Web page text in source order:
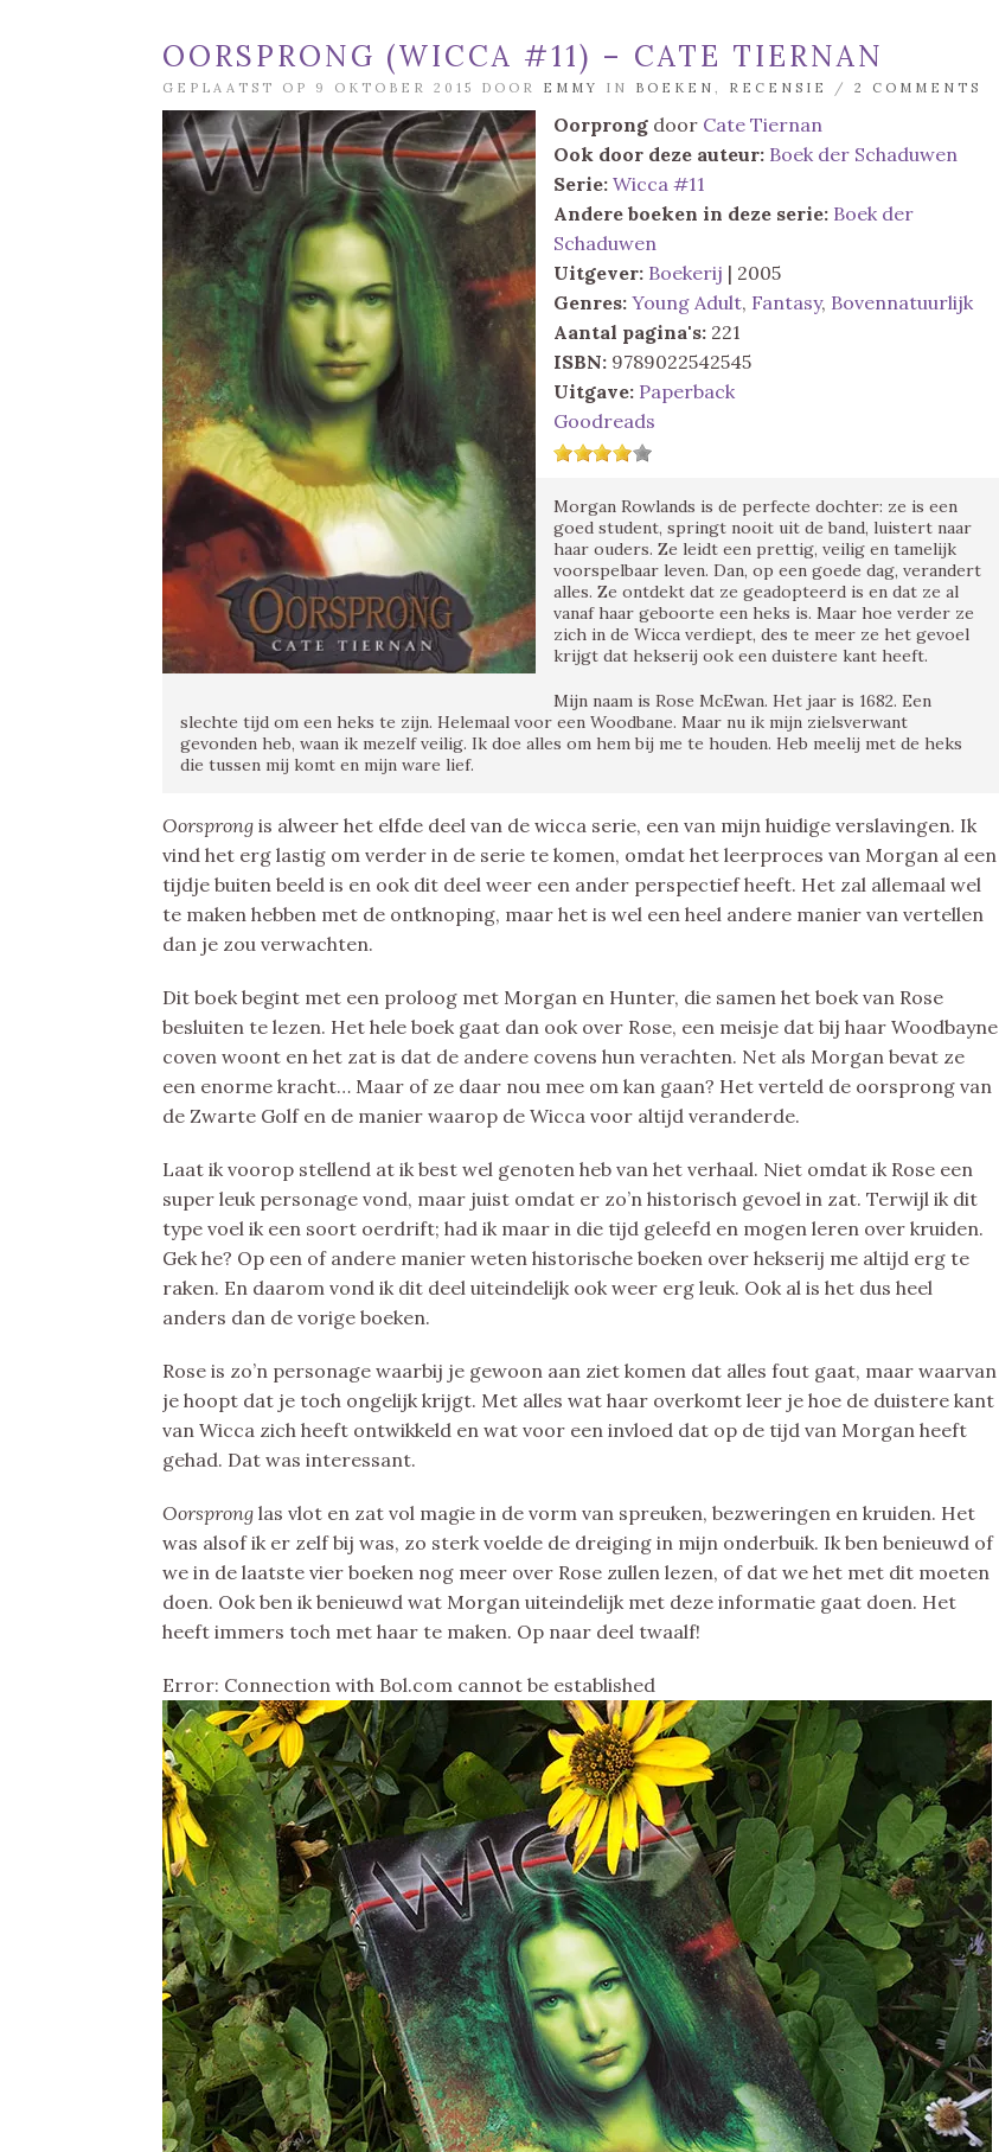
OORSPRONG (WICCA #11) – CATE TIERNAN
GEPLAATST OP 9 OKTOBER 2015 DOOR EMMY IN BOEKEN , RECENSIE / 2 COMMENTS
Oorprong door Cate Tiernan
Ook door deze auteur: Boek der Schaduwen
Serie: Wicca #11
Andere boeken in deze serie: Boek der
Schaduwen
Uitgever: Boekerij | 2005
Genres: Young Adult, Fantasy, Bovennatuurlijk
Aantal pagina's: 221
ISBN: 9789022542545
Uitgave: Paperback
Goodreads
Morgan Rowlands is de perfecte dochter: ze is een
goed student, springt nooit uit de band, luistert naar
haar ouders. Ze leidt een prettig, veilig en tamelijk
voorspelbaar leven. Dan, op een goede dag, verandert
alles. Ze ontdekt dat ze geadopteerd is en dat ze al
vanaf haar geboorte een heks is. Maar hoe verder ze
zich in de Wicca verdiept, des te meer ze het gevoel
krijgt dat hekserij ook een duistere kant heeft.
Mijn naam is Rose McEwan. Het jaar is 1682. Een
slechte tijd om een heks te zijn. Helemaal voor een Woodbane. Maar nu ik mijn zielsverwant
gevonden heb, waan ik mezelf veilig. Ik doe alles om hem bij me te houden. Heb meelij met de heks
die tussen mij komt en mijn ware lief.
Oorsprong is alweer het elfde deel van de wicca serie, een van mijn huidige verslavingen. Ik
vind het erg lastig om verder in de serie te komen, omdat het leerproces van Morgan al een
tijdje buiten beeld is en ook dit deel weer een ander perspectief heeft. Het zal allemaal wel
te maken hebben met de ontknoping, maar het is wel een heel andere manier van vertellen
dan je zou verwachten.
Dit boek begint met een proloog met Morgan en Hunter, die samen het boek van Rose
besluiten te lezen. Het hele boek gaat dan ook over Rose, een meisje dat bij haar Woodbayne
coven woont en het zat is dat de andere covens hun verachten. Net als Morgan bevat ze
een enorme kracht… Maar of ze daar nou mee om kan gaan? Het verteld de oorsprong van
de Zwarte Golf en de manier waarop de Wicca voor altijd veranderde.
Laat ik voorop stellend at ik best wel genoten heb van het verhaal. Niet omdat ik Rose een
super leuk personage vond, maar juist omdat er zo’n historisch gevoel in zat. Terwijl ik dit
type voel ik een soort oerdrift; had ik maar in die tijd geleefd en mogen leren over kruiden.
Gek he? Op een of andere manier weten historische boeken over hekserij me altijd erg te
raken. En daarom vond ik dit deel uiteindelijk ook weer erg leuk. Ook al is het dus heel
anders dan de vorige boeken.
Rose is zo’n personage waarbij je gewoon aan ziet komen dat alles fout gaat, maar waarvan
je hoopt dat je toch ongelijk krijgt. Met alles wat haar overkomt leer je hoe de duistere kant
van Wicca zich heeft ontwikkeld en wat voor een invloed dat op de tijd van Morgan heeft
gehad. Dat was interessant.
Oorsprong las vlot en zat vol magie in de vorm van spreuken, bezweringen en kruiden. Het
was alsof ik er zelf bij was, zo sterk voelde de dreiging in mijn onderbuik. Ik ben benieuwd of
we in de laatste vier boeken nog meer over Rose zullen lezen, of dat we het met dit moeten
doen. Ook ben ik benieuwd wat Morgan uiteindelijk met deze informatie gaat doen. Het
heeft immers toch met haar te maken. Op naar deel twaalf!
Error: Connection with Bol.com cannot be established